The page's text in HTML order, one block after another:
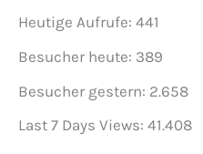
Heutige Aufrufe: 441
Besucher heute: 389
Besucher gestern: 2.658
Last 7 Days Views: 41.408